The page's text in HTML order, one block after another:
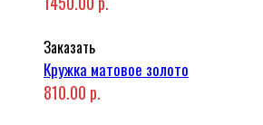
Заказать
Кружка матовое золото
810.00 р.